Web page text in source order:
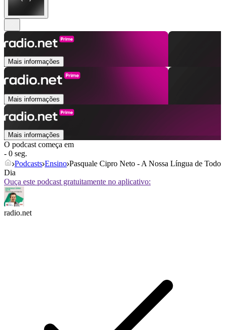
Mais informações
Mais informações
Mais informações
O podcast começa em
- 0 seg.
Podcasts Ensino Pasquale Cipro Neto - A Nossa Língua de Todo
Dia
Ouça este podcast gratuitamente no aplicativo:
radio.net